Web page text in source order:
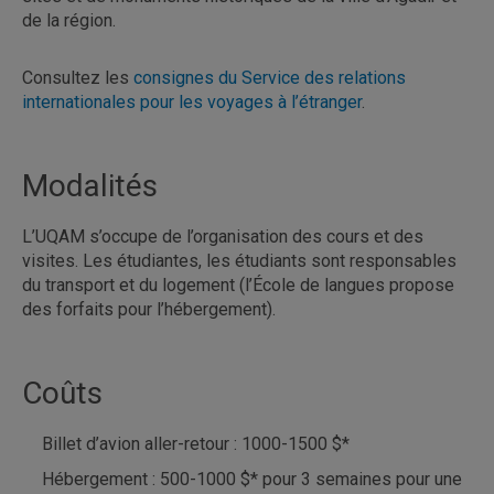
de la région.
Consultez les consignes du Service des relations
internationales pour les voyages à l’étranger.
Modalités
L’UQAM s’occupe de l’organisation des cours et des
visites. Les étudiantes, les étudiants sont responsables
du transport et du logement (l’École de langues propose
des forfaits pour l’hébergement).
Coûts
Billet d’avion aller-retour : 1000-1500 $*
Hébergement : 500-1000 $* pour 3 semaines pour une